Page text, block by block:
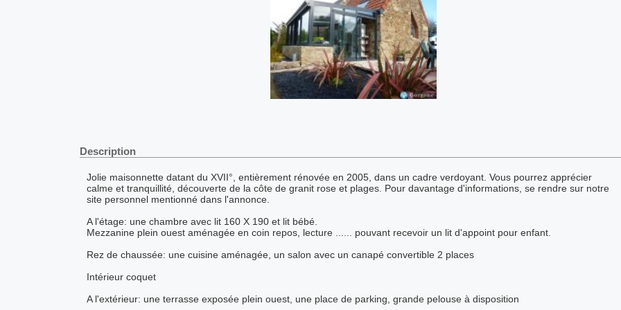
Description
Jolie maisonnette datant du XVII°, entièrement rénovée en 2005, dans un cadre verdoyant. Vous pourrez apprécier
calme et tranquillité, découverte de la côte de granit rose et plages. Pour davantage d'informations, se rendre sur notre
site personnel mentionné dans l'annonce.
A l'étage: une chambre avec lit 160 X 190 et lit bébé.
Mezzanine plein ouest aménagée en coin repos, lecture ...... pouvant recevoir un lit d'appoint pour enfant.
Rez de chaussée: une cuisine aménagée, un salon avec un canapé convertible 2 places
Intérieur coquet
A l'extérieur: une terrasse exposée plein ouest, une place de parking, grande pelouse à disposition